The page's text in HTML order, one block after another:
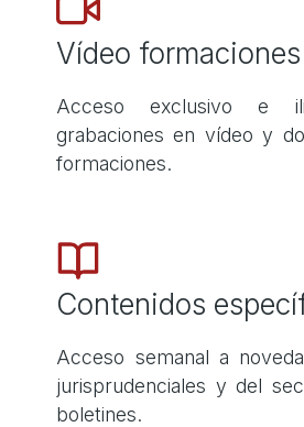
Vídeo formaciones
Acceso exclusivo e
grabaciones en vídeo y
formaciones.
Contenidos
Acceso semanal a
jurisprudenciales y del
boletines.